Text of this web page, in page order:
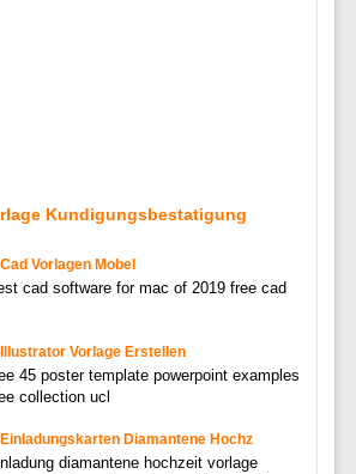
Kundigungsbestatigung
Vorlagen Mobel
cad software for mac of 2019 free cad
Vorlage Erstellen
45 poster template powerpoint examples
collection ucl
Diamantene Hochz
diamantene hochzeit vorlage